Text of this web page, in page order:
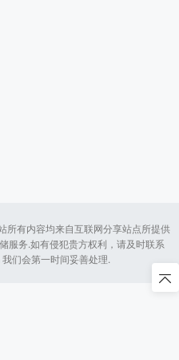
所有内容均来自互联网分享站点所提供
服务.如有侵犯贵方权利，请及时联系
我们会第一时间妥善处理.